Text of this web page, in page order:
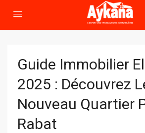
Guide Immobilier
2025 : Découvrez
Nouveau Quartier
Rabat